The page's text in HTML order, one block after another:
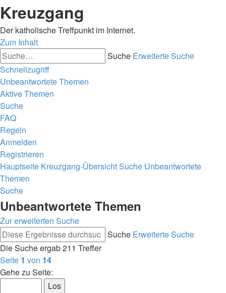
Kreuzgang
Der katholische Treffpunkt im Internet.
Zum Inhalt
Suche Erweiterte Suche
Schnellzugriff
Unbeantwortete Themen
Aktive Themen
Suche
FAQ
Regeln
Anmelden
Registrieren
Hauptseite Kreuzgang-ÜbersichtSuche Unbeantwortete
Themen
Suche
Unbeantwortete Themen
Zur erweiterten Suche
Suche Erweiterte Suche
Die Suche ergab 211 Treffer
Seite 1 von 14
Gehe zu Seite: